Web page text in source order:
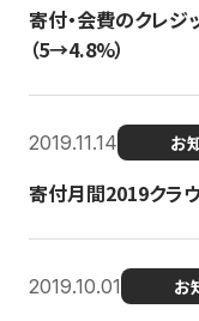
寄付・会費のクレ
（5→4.8%）
2019.11.14 お
寄付月間2019クラ
2019.10.01 お